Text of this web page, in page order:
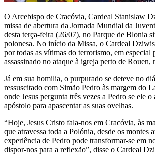
O Arcebispo de Cracóvia, Cardeal Stanislaw
missa de abertura da Jornada Mundial da
desta terça-feira (26/07), no Parque de Blonia
polonesa. No início da Missa, o Cardeal
por todas as vítimas do terrorismo, em especial
assassinado no ataque à igreja perto de Rouen,
Já em sua homilia, o purpurado se deteve no
ressuscitado com Simão Pedro às margem do
onde Jesus pergunta três vezes a Pedro se ele o
apóstolo para apascentar as suas ovelhas.
“Hoje, Jesus Cristo fala-nos em Cracóvia, às
que atravessa toda a Polónia, desde os montes
experiência de Pedro pode transformar-se em
dispor-nos para a reflexão”, disse o Cardeal